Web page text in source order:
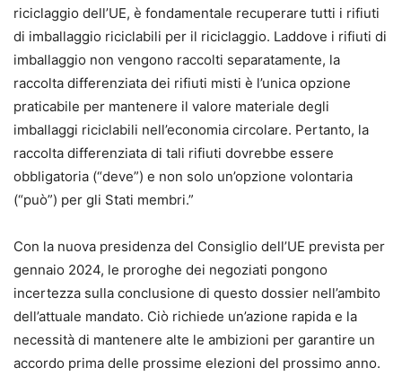
riciclaggio dell’UE, è fondamentale recuperare tutti i rifiuti
di imballaggio riciclabili per il riciclaggio. Laddove i rifiuti di
imballaggio non vengono raccolti separatamente, la
raccolta differenziata dei rifiuti misti è l’unica opzione
praticabile per mantenere il valore materiale degli
imballaggi riciclabili nell’economia circolare. Pertanto, la
raccolta differenziata di tali rifiuti dovrebbe essere
obbligatoria (“deve”) e non solo un’opzione volontaria
(“può”) per gli Stati membri.”
Con la nuova presidenza del Consiglio dell’UE prevista per
gennaio 2024, le proroghe dei negoziati pongono
incertezza sulla conclusione di questo dossier nell’ambito
dell’attuale mandato. Ciò richiede un’azione rapida e la
necessità di mantenere alte le ambizioni per garantire un
accordo prima delle prossime elezioni del prossimo anno.